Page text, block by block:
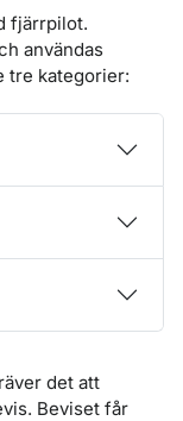
fjärrpilot.
användas
tre kategorier:
det att
Beviset får